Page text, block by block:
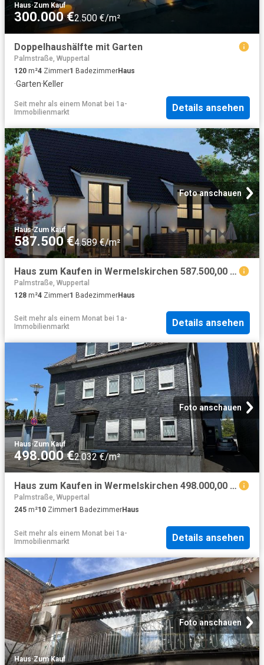
Haus·Zum Kauf
300.000 €2.500 €/m²
Doppelhaushälfte mit Garten
Palmstraße, Wuppertal
120 m²4 Zimmer1 BadezimmerHaus
·Garten·Keller
Seit mehr als einem Monat bei 1a-
Immobilienmarkt
Details ansehen
Foto anschauen
Haus·Zum Kauf
587.500 €4.589 €/m²
Haus zum Kaufen in Wermelskirchen 587.500,00 EUR 128 m²
Palmstraße, Wuppertal
128 m²4 Zimmer1 BadezimmerHaus
Seit mehr als einem Monat bei 1a-
Immobilienmarkt
Details ansehen
Foto anschauen
Haus·Zum Kauf
498.000 €2.032 €/m²
Haus zum Kaufen in Wermelskirchen 498.000,00 EUR 245 m²
Palmstraße, Wuppertal
245 m²10 Zimmer1 BadezimmerHaus
Seit mehr als einem Monat bei 1a-
Immobilienmarkt
Details ansehen
Foto anschauen
Haus·Zum Kauf